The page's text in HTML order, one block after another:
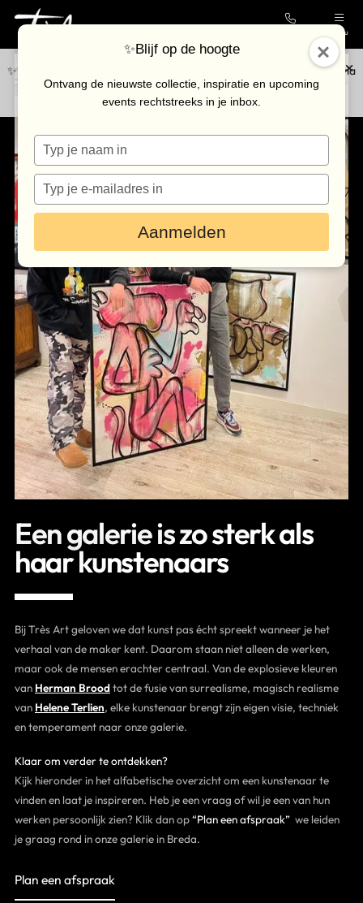
Menu
✨Blijf op de hoogte van de nieuwste collectie en upcoming events via
onze nieuwsbrief
Collectie
Galerie
Kunstenaars
Outlet
Bezoek de galerie
Inkoop
Verhuur
Eventlocatie
Nieuws & agenda
Contact
Een galerie is zo sterk als
haar kunstenaars
Bij Très Art geloven we dat kunst pas écht spreekt wanneer je het
verhaal van de maker kent. Daarom staan niet alleen de werken,
maar ook de mensen erachter centraal. Van de explosieve kleuren
van Herman Broodtot de fusie van surrealisme, magisch realisme
van Helene Terlien, elke kunstenaar brengt zijn eigen visie, techniek
en temperament naar onze galerie.
Klaar om verder te ontdekken?
Kijk hieronder in het alfabetische overzicht om een kunstenaar te
vinden en laat je inspireren. Heb je een vraag of wil je een van hun
werken persoonlijk zien? Klik dan op“Plan een afspraak” we leiden
je graag rond in onze galerie in Breda.
Plan een afspraak
✨Blijf op de hoogte
Ontvang de nieuwste collectie, inspiratie en upcoming
events rechtstreeks in je inbox.
Typ
je
naam
Typ
je
e-
in
Aanmelden